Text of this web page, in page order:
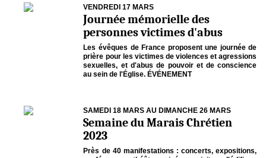
VENDREDI 17 MARS
Journée mémorielle des
personnes victimes d'abus
Les évêques de France proposent une journée de
prière pour les victimes de violences et agressions
sexuelles, et d'abus de pouvoir et de conscience
au sein de l'Église. ÉVÉNEMENT
SAMEDI 18 MARS AU DIMANCHE 26 MARS
Semaine du Marais Chrétien
2023
Près de 40 manifestations : concerts, expositions,